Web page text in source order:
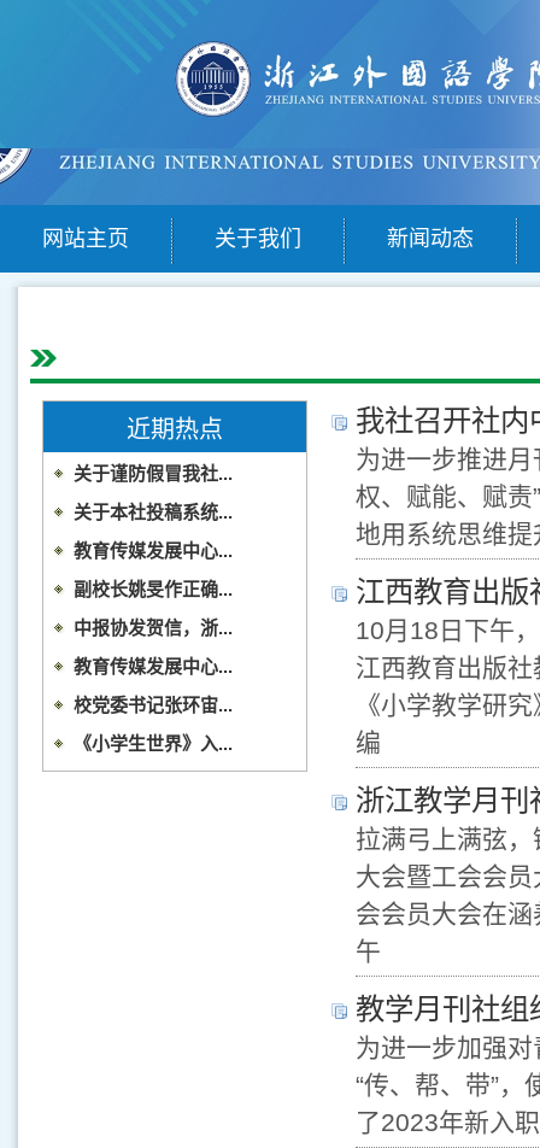
网站主页 关于我们 新闻动态
近期热点
关于谨防假冒我社...
关于本社投稿系统...
教育传媒发展中心...
副校长姚旻作正确...
中报协发贺信，浙...
教育传媒发展中心...
校党委书记张环宙...
《小学生世界》入...
我社召开社内
为进一步推进
权、赋能、赋
地用系统思维
江西教育出版
10月18日下午
江西教育出版
《小学教学研
编
浙江教学月刊
拉满弓上满弦
大会暨工会会
会会员大会在
午
教学月刊社组
为进一步加强
“传、帮、带”
了2023年新入